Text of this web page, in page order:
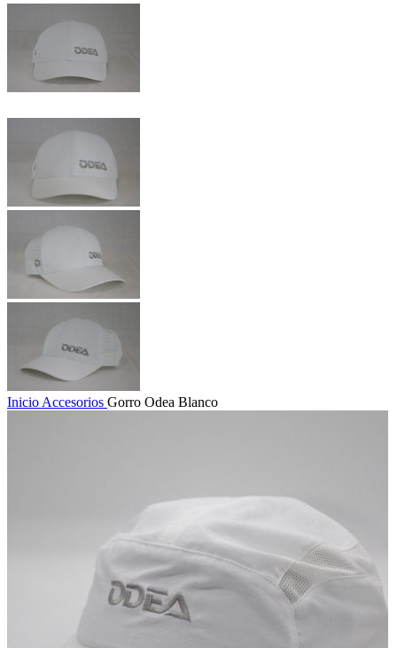
Inicio Accesorios Gorro Odea Blanco